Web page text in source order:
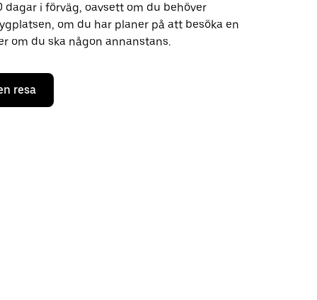
dagar i förväg, oavsett om du behöver
om du har planer på att besöka en
om du ska någon annanstans.
resa